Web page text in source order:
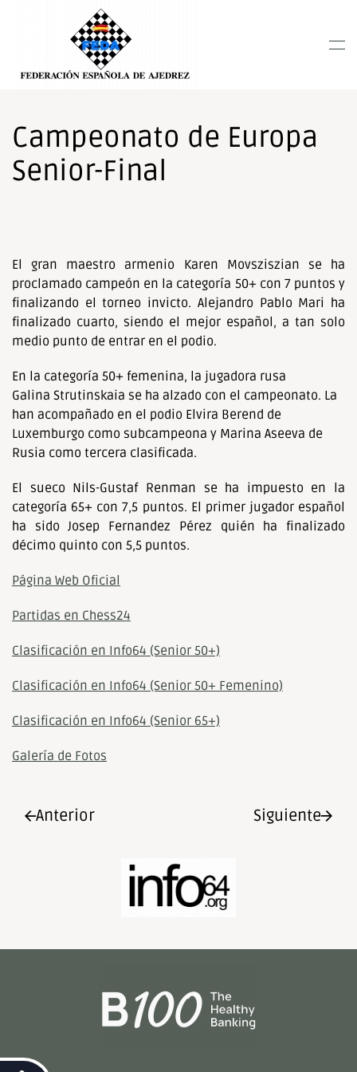
sistema
de
accesibilidad.
Skip to main content
Campeonato de Europa
Senior-Final
El gran maestro armenio Karen Movsziszian se ha
proclamado campeón en la categoría 50+ con 7 puntos y
finalizando el torneo invicto. Alejandro Pablo Mari ha
finalizado cuarto, siendo el mejor español, a tan solo
medio punto de entrar en el podio.
En la categoría 50+ femenina, la jugadora rusa
Galina Strutinskaia se ha alzado con el campeonato. La
han acompañado en el podio Elvira Berend de
Luxemburgo como subcampeona y Marina Aseeva de
Rusia como tercera clasificada.
El sueco Nils-Gustaf Renman se ha impuesto en la
categoría 65+ con 7,5 puntos. El primer jugador español
ha sido Josep Fernandez Pérez quién ha finalizado
décimo quinto con 5,5 puntos.
Página Web Oficial
Partidas en Chess24
Clasificación en Info64 (Senior 50+)
Clasificación en Info64 (Senior 50+ Femenino)
Clasificación en Info64 (Senior 65+)
Galería de Fotos
Anterior Siguiente